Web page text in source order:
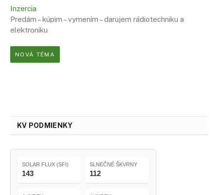
Inzercia
Predám – kúpim – vymením – darujem rádiotechniku a
elektroniku
NOVÁ TÉMA
KV PODMIENKY
SOLAR FLUX (SFI)
143
SLNEČNÉ ŠKVRNY
112